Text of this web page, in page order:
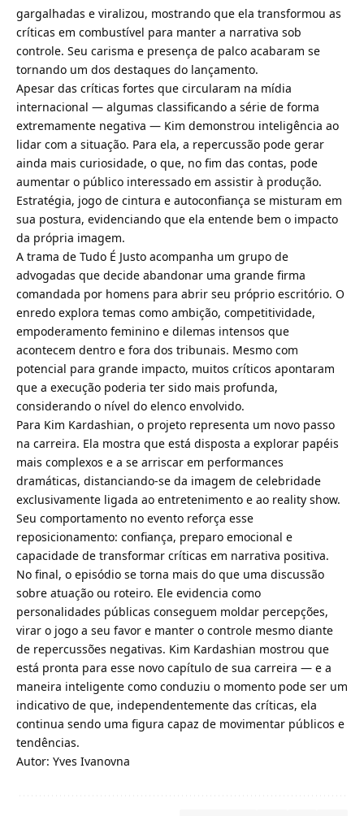
gargalhadas e viralizou, mostrando que ela transformou as
críticas em combustível para manter a narrativa sob
controle. Seu carisma e presença de palco acabaram se
tornando um dos destaques do lançamento.
Apesar das críticas fortes que circularam na mídia
internacional — algumas classificando a série de forma
extremamente negativa — Kim demonstrou inteligência ao
lidar com a situação. Para ela, a repercussão pode gerar
ainda mais curiosidade, o que, no fim das contas, pode
aumentar o público interessado em assistir à produção.
Estratégia, jogo de cintura e autoconfiança se misturam em
sua postura, evidenciando que ela entende bem o impacto
da própria imagem.
A trama de Tudo É Justo acompanha um grupo de
advogadas que decide abandonar uma grande firma
comandada por homens para abrir seu próprio escritório. O
enredo explora temas como ambição, competitividade,
empoderamento feminino e dilemas intensos que
acontecem dentro e fora dos tribunais. Mesmo com
potencial para grande impacto, muitos críticos apontaram
que a execução poderia ter sido mais profunda,
considerando o nível do elenco envolvido.
Para Kim Kardashian, o projeto representa um novo passo
na carreira. Ela mostra que está disposta a explorar papéis
mais complexos e a se arriscar em performances
dramáticas, distanciando-se da imagem de celebridade
exclusivamente ligada ao entretenimento e ao reality show.
Seu comportamento no evento reforça esse
reposicionamento: confiança, preparo emocional e
capacidade de transformar críticas em narrativa positiva.
No final, o episódio se torna mais do que uma discussão
sobre atuação ou roteiro. Ele evidencia como
personalidades públicas conseguem moldar percepções,
virar o jogo a seu favor e manter o controle mesmo diante
de repercussões negativas. Kim Kardashian mostrou que
está pronta para esse novo capítulo de sua carreira — e a
maneira inteligente como conduziu o momento pode ser um
indicativo de que, independentemente das críticas, ela
continua sendo uma figura capaz de movimentar públicos e
tendências.
Autor: Yves Ivanovna